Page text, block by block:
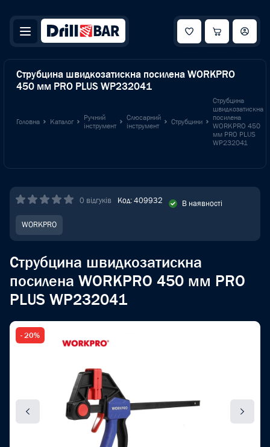
Струбцина швидкозатискна посилена WORKPRO
450 мм PRO PLUS WP232041
Головна Каталог
Ручний
інструмент
Слюсарний
інструмент
Струбцини
Струбцина
швидкозатискна
посилена
WORKPRO 450
мм PRO PLUS
WP232041
0 відгуків Код: 409932 В наявності
WORKPRO
Струбцина швидкозатискна
посилена WORKPRO 450 мм PRO
PLUS WP232041
- 20%